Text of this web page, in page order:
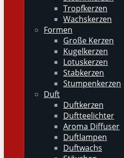
Tropfkerzen
Wachskerzen
Formen
Große Kerzen
Kugelkerzen
Lotuskerzen
Stabkerzen
Stumpenkerzen
Duft
Duftkerzen
Duftteelichter
Aroma Diffuser
Duftlampen
Duftwachs